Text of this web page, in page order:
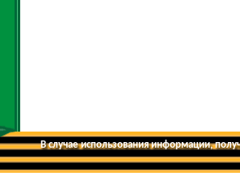
В случае использования информации,